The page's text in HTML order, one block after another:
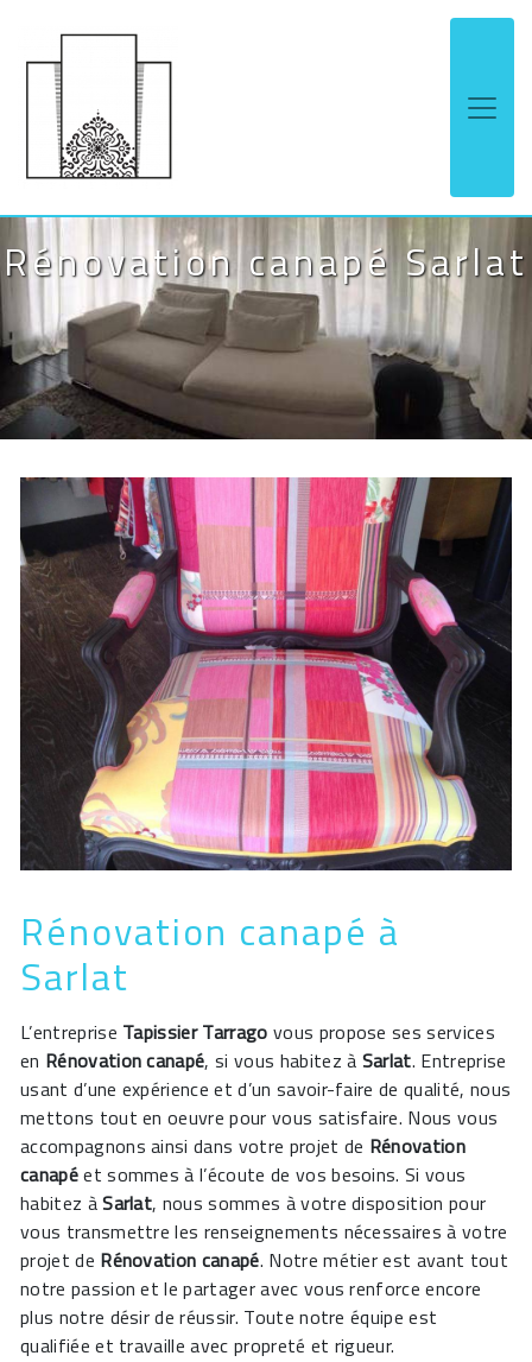
Rénovation canapé Sarlat
Rénovation canapé à
Sarlat
L’entreprise Tapissier Tarrago vous propose ses services
en Rénovation canapé, si vous habitez à Sarlat. Entreprise
usant d’une expérience et d’un savoir-faire de qualité, nous
mettons tout en oeuvre pour vous satisfaire. Nous vous
accompagnons ainsi dans votre projet de Rénovation
canapéet sommes à l’écoute de vos besoins. Si vous
habitez àSarlat, nous sommes à votre disposition pour
vous transmettre les renseignements nécessaires à votre
projet de Rénovation canapé. Notre métier est avant tout
notre passion et le partager avec vous renforce encore
plus notre désir de réussir. Toute notre équipe est
qualifiée et travaille avec propreté et rigueur.